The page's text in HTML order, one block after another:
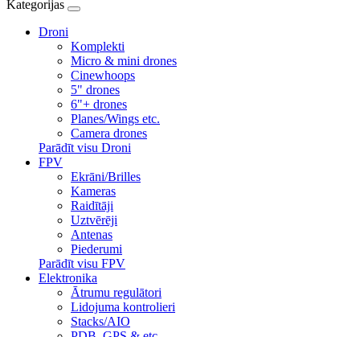
Kategorijas
Droni
Komplekti
Micro & mini drones
Cinewhoops
5" drones
6"+ drones
Planes/Wings etc.
Camera drones
Parādīt visu Droni
FPV
Ekrāni/Brilles
Kameras
Raidītāji
Uztvērēji
Antenas
Piederumi
Parādīt visu FPV
Elektronika
Ātrumu regulātori
Lidojuma kontrolieri
Stacks/AIO